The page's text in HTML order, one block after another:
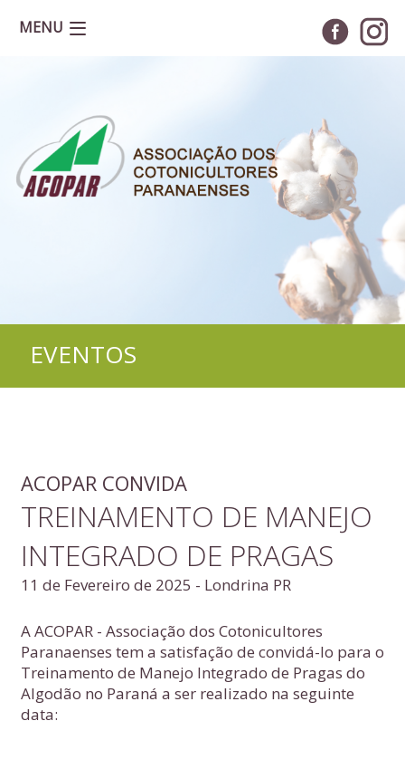
MENU
EVENTOS
ACOPAR CONVIDA
TREINAMENTO DE MANEJO
INTEGRADO DE PRAGAS
11 de Fevereiro de 2025 - Londrina PR
A ACOPAR - Associação dos Cotonicultores
Paranaenses tem a satisfação de convidá-lo para o
Treinamento de Manejo Integrado de Pragas do
Algodão no Paraná a ser realizado na seguinte
data: